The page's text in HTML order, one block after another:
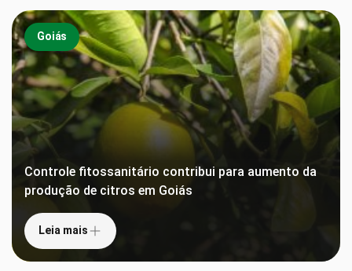
Goiás
Controle fitossanitário contribui para aumento da
produção de citros em Goiás
Leia mais